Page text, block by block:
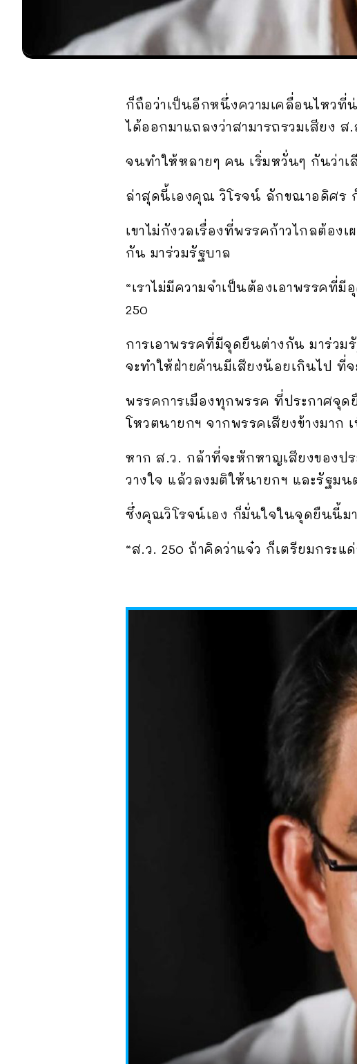
ก็ถือว่าเป็นอีกหนึ่งความเคลื่อนไหวที่
ได้ออกมาแถลงว่าสามารถรวมเสียง
จนทำให้หลายๆ คน เริ่มหวั่นๆ กันว่า
ล่าสุดนี้เองคุณ วิโรจน์ ลักขณาอดิศร
เขาไม่กังวลเรื่องที่พรรคก้าวไกลต้อ
กัน มาร่วมรัฐบาล
“เราไม่มีความจำเป็นต้องเอาพรรคที่
250
การเอาพรรคที่มีจุดยืนต่างกัน มาร่วม
จะทำให้ฝ่ายค้านมีเสียงน้อยเกินไป ที่
พรรคการเมืองทุกพรรค ที่ประกาศจุ
โหวตนายกฯ จากพรรคเสียงข้างมาก
หาก ส.ว. กล้าที่จะหักหาญเสียงของป
วางใจ แล้วลงมติให้นายกฯ และรัฐ
ซึ่งคุณวิโรจน์เอง ก็มั่นใจในจุดยืนนี้ม
“ส.ว. 250 ถ้าคิดว่าแจ๋ว ก็เตรียมกระแด่